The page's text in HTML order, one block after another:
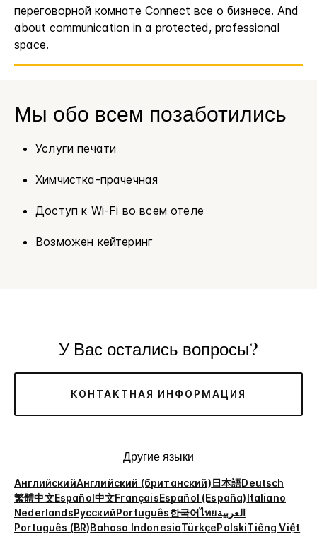
переговорной комнате Connect все о бизнесе. And
about communication in a protected, professional
space.
Мы обо всем позаботились
Услуги печати
Химчистка-прачечная
Доступ к Wi-Fi во всем отеле
Возможен кейтеринг
У Вас остались вопросы?
КОНТАКТНАЯ ИНФОРМАЦИЯ
Другие языки
АнглийскийАнглийский (британский)日本語Deutsch
繁體中文Español中文FrançaisEspañol (España)Italiano
NederlandsРусскийPortuguês한국어ไทยالعربية
Português (BR)Bahasa IndonesiaTürkçePolskiTiếng Việt